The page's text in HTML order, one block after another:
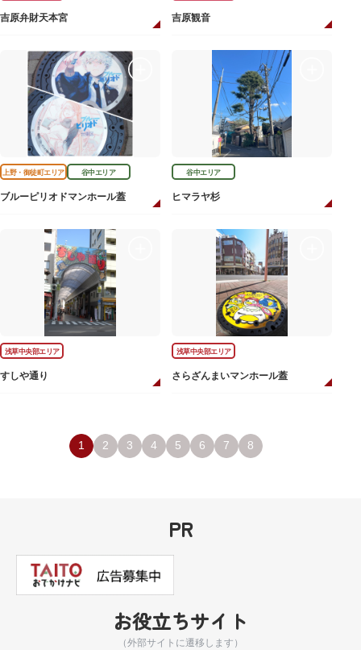
吉原弁財天本宮 吉原観音
上野・御徒町エリア 谷中エリア
ブルーピリオドマンホール蓋
谷中エリア
ヒマラヤ杉
浅草中央部エリア
すしや通り
浅草中央部エリア
さらざんまいマンホール蓋
1 2 3 4 5 6 7 8
PR
お役立ちサイト
（外部サイトに遷移します）